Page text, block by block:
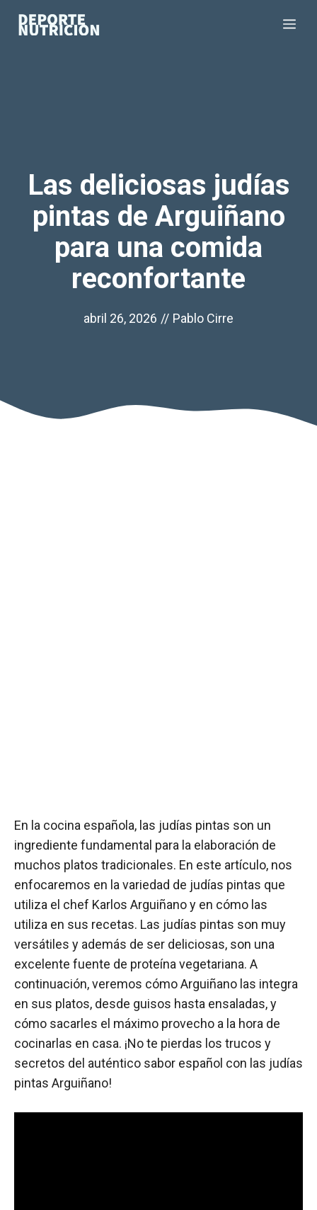
Las deliciosas judías
pintas de Arguiñano
para una comida
reconfortante
abril 26, 2026 // Pablo Cirre
En la cocina española, las judías pintas son un
ingrediente fundamental para la elaboración de
muchos platos tradicionales. En este artículo, nos
enfocaremos en la variedad de judías pintas que
utiliza el chef Karlos Arguiñano y en cómo las
utiliza en sus recetas. Las judías pintas son muy
versátiles y además de ser deliciosas, son una
excelente fuente de proteína vegetariana. A
continuación, veremos cómo Arguiñano las integra
en sus platos, desde guisos hasta ensaladas, y
cómo sacarles el máximo provecho a la hora de
cocinarlas en casa. ¡No te pierdas los trucos y
secretos del auténtico sabor español con las judías
pintas Arguiñano!